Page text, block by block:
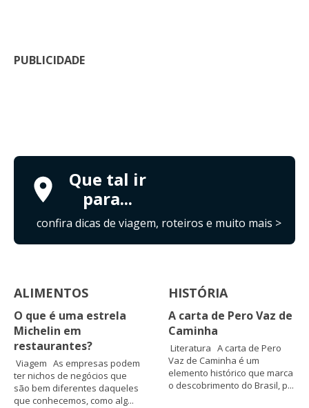
PUBLICIDADE
Que tal ir
para...
confira dicas de viagem, roteiros e muito mais >
ALIMENTOS
O que é uma estrela
Michelin em
restaurantes?
Viagem As empresas podem
ter nichos de negócios que
são bem diferentes daqueles
que conhecemos, como alg...
HISTÓRIA
A carta de Pero Vaz de
Caminha
Literatura A carta de Pero
Vaz de Caminha é um
elemento histórico que marca
o descobrimento do Brasil, p...